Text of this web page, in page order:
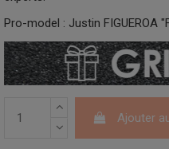
Pro-model : Justin FIGUEROA
Ajouter